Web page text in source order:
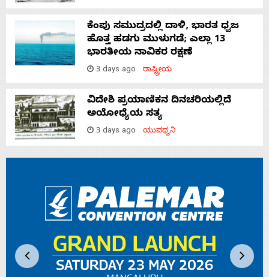
ಕೆಂಪು ಸಮುದ್ರದಲ್ಲಿ ದಾಳಿ, ಭಾರತ ಧ್ವಜ
ಹೊತ್ತ ಹಡಗು ಮುಳುಗಡೆ; ಎಲ್ಲಾ 13
ಭಾರತೀಯ ನಾವಿಕರ ರಕ್ಷಣೆ
3 days ago ರಾಷ್ಟ್ರೀಯ
ವಿದೇಶಿ ಪ್ರಯಾಣಿಕನ ದಿನಚರಿಯಲ್ಲಿದೆ
ಅಯೋಧ್ಯೆಯ ಸತ್ಯ
3 days ago ಯುವಧ್ವನಿ